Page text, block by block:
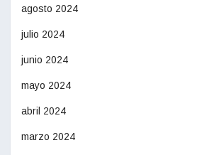
agosto 2024
julio 2024
junio 2024
mayo 2024
abril 2024
marzo 2024